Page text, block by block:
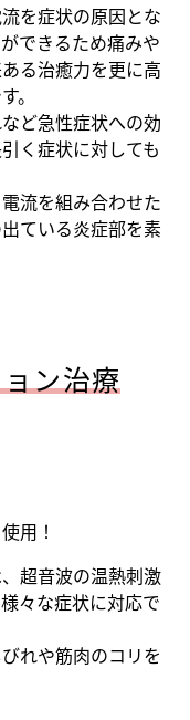
を症状の原因とな
できるため痛みや
る治癒力を更に高
。
ど急性症状への効
く症状に対しても
流を組み合わせた
ている炎症部を素
ン治療
用！
超音波の温熱刺激
々な症状に対応で
れや筋肉のコリを